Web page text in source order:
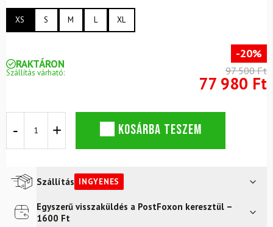
XS S M L XL
RAKTÁRON
Szállítás várható:
-20%
97 500 Ft
77 980 Ft
Mezzalama
W
Magenta
dzseki
mennyiség
KOSÁRBA TESZEM
Szállítás INGYENES
Futár a címreIngyenes
Egyszerű visszaküldés a PostFoxon keresztül –
1600 Ft